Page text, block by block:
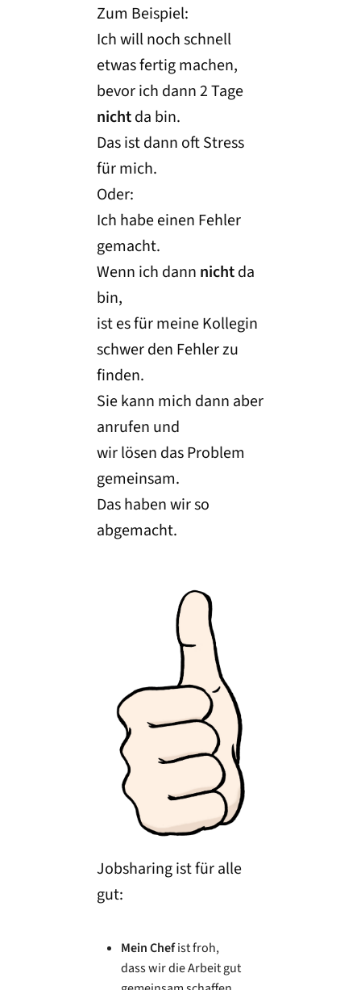
Zum Beispiel:
Ich will noch schnell
etwas fertig machen,
bevor ich dann 2 Tage
nichtda bin.
Das ist dann oft Stress
für mich.
Oder:
Ich habe einen Fehler
gemacht.
Wenn ich dann nichtda
bin,
ist es für meine Kollegin
schwer den Fehler zu
finden.
Sie kann mich dann aber
anrufen und
wir lösen das Problem
gemeinsam.
Das haben wir so
abgemacht.
Jobsharing ist für alle
gut:
Mein Chefist froh,
dass wir die Arbeit gut